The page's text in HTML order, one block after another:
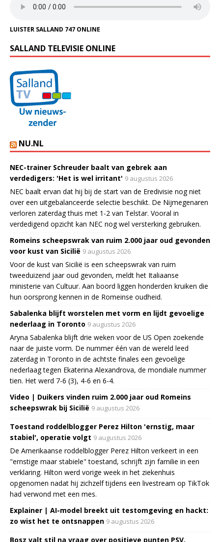
LUISTER SALLAND 747 ONLINE
SALLAND TELEVISIE ONLINE
NU.NL
NEC-trainer Schreuder baalt van gebrek aan
verdedigers: 'Het is wel irritant' 9 augustus 2026
NEC baalt ervan dat hij bij de start van de Eredivisie nog niet
over een uitgebalanceerde selectie beschikt. De Nijmegenaren
verloren zaterdag thuis met 1-2 van Telstar. Vooral in
verdedigend opzicht kan NEC nog wel versterking gebruiken.
Romeins scheepswrak van ruim 2.000 jaar oud gevonden
voor kust van Sicilië 9 augustus 2026
Voor de kust van Sicilië is een scheepswrak van ruim
tweeduizend jaar oud gevonden, meldt het Italiaanse
ministerie van Cultuur. Aan boord liggen honderden kruiken die
hun oorsprong kennen in de Romeinse oudheid.
Sabalenka blijft worstelen met vorm en lijdt gevoelige
nederlaag in Toronto 9 augustus 2026
Aryna Sabalenka blijft drie weken voor de US Open zoekende
naar de juiste vorm. De nummer één van de wereld leed
zaterdag in Toronto in de achtste finales een gevoelige
nederlaag tegen Ekaterina Alexandrova, de mondiale nummer
tien. Het werd 7-6 (3), 4-6 en 6-4.
Video | Duikers vinden ruim 2.000 jaar oud Romeins
scheepswrak bij Sicilië 9 augustus 2026
Toestand roddelblogger Perez Hilton 'ernstig, maar
stabiel', operatie volgt 9 augustus 2026
De Amerikaanse roddelblogger Perez Hilton verkeert in een
"ernstige maar stabiele" toestand, schrijft zijn familie in een
verklaring. Hilton werd vorige week in het ziekenhuis
opgenomen nadat hij zichzelf tijdens een livestream op TikTok
had verwond met een mes.
Explainer | AI-model breekt uit testomgeving en hackt:
zo wist het te ontsnappen 9 augustus 2026
Bosz valt stil na vraag over positieve punten PSV,